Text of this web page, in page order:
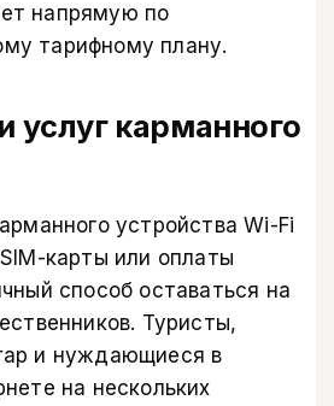
напрямую по
тарифному плану.
услуг карманного
устройства Wi-Fi
карты или оплаты
способ оставаться на
Туристы,
и нуждающиеся в
на нескольких